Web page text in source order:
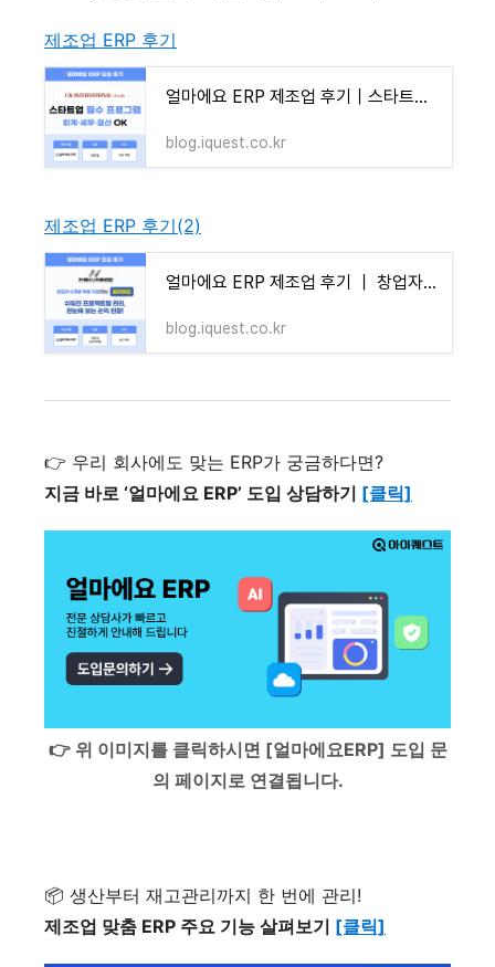
제조업 ERP 후기
얼마에요 ERP 제조업 후기｜스타트업 맞춤 회계·세무·결산 관리 솔루션
blog.iquest.co.kr
제조업 ERP 후기(2)
얼마에요 ERP 제조업 후기 ｜ 창업자 6개월 무료 지원하는 얼마에요! 프로젝트별 관리가 쉬워졌
blog.iquest.co.kr
👉 우리 회사에도 맞는 ERP가 궁금하다면?
지금 바로 ‘얼마에요 ERP’ 도입 상담하기 [클릭]
👉 위 이미지를 클릭하시면 [얼마에요ERP] 도입 문
의 페이지로 연결됩니다.
📦 생산부터 재고관리까지 한 번에 관리!
제조업 맞춤 ERP 주요 기능 살펴보기 [클릭]